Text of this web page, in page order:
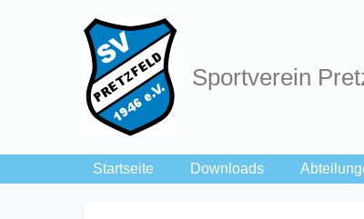
Sportverein
Startseite Downloads